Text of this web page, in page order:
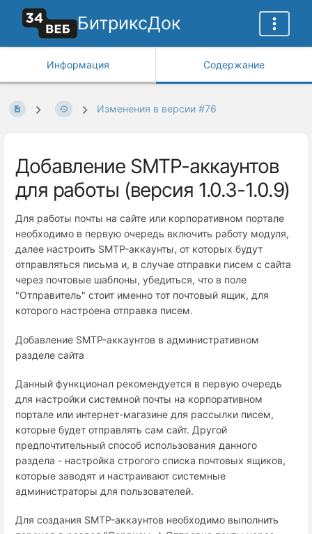
БитриксДок
Информация Содержание
Изменения в версии #76
Добавление SMTP-аккаунтов
для работы (версия 1.0.3-1.0.9)
Для работы почты на сайте или корпоративном портале
необходимо в первую очередь включить работу модуля,
далее настроить SMTP-аккаунты, от которых будут
отправляться письма и, в случае отправки писем с сайта
через почтовые шаблоны, убедиться, что в поле
"Отправитель" стоит именно тот почтовый ящик, для
которого настроена отправка писем.
Добавление SMTP-аккаунтов в административном
разделе сайта
Данный функционал рекомендуется в первую очередь
для настройки системной почты на корпоративном
портале или интернет-магазине для рассылки писем,
которые будет отправлять сам сайт. Другой
предпочтительный способ использования данного
раздела - настройка строгого списка почтовых ящиков,
которые заводят и настраивают системные
администраторы для пользователей.
Для создания SMTP-аккаунтов необходимо выполнить